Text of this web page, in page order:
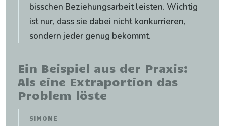
bisschen Beziehungsarbeit leisten. Wichtig
ist nur, dass sie dabei nicht konkurrieren,
sondern jeder genug bekommt.
Ein Beispiel aus der Praxis:
Als eine Extraportion das
Problem löste
SIMONE